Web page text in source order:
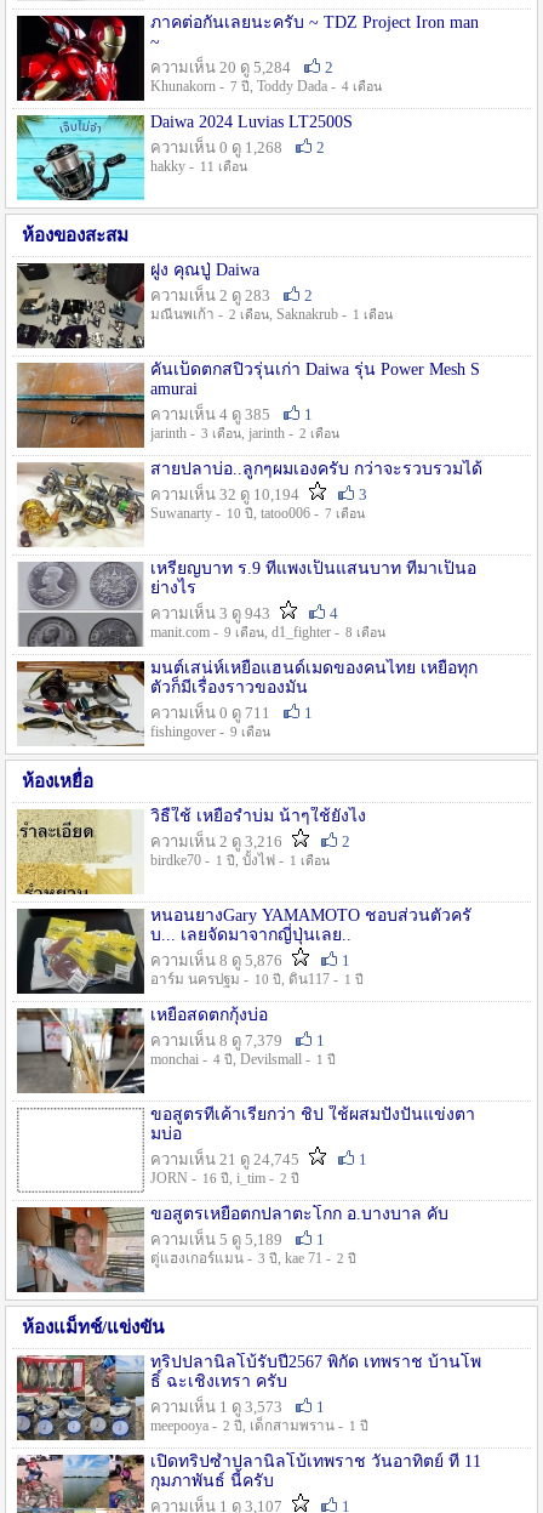
ภาคต่อกันเลยนะครับ ~ TDZ Project Iron man
~
ความเห็น 20 ดู 5,284
2
Khunakorn - 7 ปี , Toddy Dada - 4 เดือน
Daiwa 2024 Luvias LT2500S
ความเห็น 0 ดู 1,268
2
hakky - 11 เดือน
ห้องของสะสม
ฝูง คุณปู่ Daiwa
ความเห็น 2 ดู 283
2
มณีนพเก้า - 2 เดือน, Saknakrub - 1 เดือน
คันเบ็ดตกสปิ๋วรุ่นเก่า Daiwa รุ่น Power Mesh S
amurai
ความเห็น 4 ดู 385
1
jarinth - 3 เดือน, jarinth - 2 เดือน
สายปลาบ่อ..ลูกๆผมเองครับ กว่าจะรวบรวมได้
ความเห็น 32 ดู 10,194
3
Suwanarty - 10 ปี , tatoo006 - 7 เดือน
เหรียญบาท ร.9 ที่แพงเป็นแสนบาท ที่มาเป็นอ
ย่างไร
ความเห็น 3 ดู 943
4
manit.com - 9 เดือน, d1_fighter - 8 เดือน
มนต์เสน่ห์เหยื่อแฮนด์เมดของคนไทย เหยื่อทุก
ตัวก็มีเรื่องราวของมัน
ความเห็น 0 ดู 711
1
fishingover - 9 เดือน
ห้องเหยื่อ
วิธืใช้ เหยื่อรำบ่ม น้าๆใช้ยังไง
ความเห็น 2 ดู 3,216
2
birdke70 - 1 ปี , บั้งไฟ - 1 เดือน
หนอนยางGary YAMAMOTO ชอบส่วนตัวครั
บ... เลยจัดมาจากญี่ปุ่นเลย..
ความเห็น 8 ดู 5,876
1
อาร์ม นครปฐม - 10 ปี , ดิน117 - 1 ปี
เหยื่อสดตกกุ้งบ่อ
ความเห็น 8 ดู 7,379
1
monchai - 4 ปี , Devilsmall - 1 ปี
ขอสูตรที่เค้าเรียกว่า ชิป ใช้ผสมปังปั่นแข่งตา
มบ่อ
ความเห็น 21 ดู 24,745
1
JORN - 16 ปี , i_tim - 2 ปี
ขอสูตรเหยื่อตกปลาตะโกก อ.บางบาล คับ
ความเห็น 5 ดู 5,189
1
ตู่แฮงเกอร์แมน - 3 ปี , kae 71 - 2 ปี
ห้องแม็ทช์/แข่งขัน
ทริปปลานิลโบ้รับปี2567 พิกัด เทพราช บ้านโพ
ธิ์ ฉะเชิงเทรา ครับ
ความเห็น 1 ดู 3,573
1
meepooya - 2 ปี , เด็กสามพราน - 1 ปี
เปิดทริปซ้ำปลานิลโบ้เทพราช วันอาทิตย์ ที่ 11
กุมภาพันธ์ นี้ครับ
ความเห็น 1 ดู 3,107
1